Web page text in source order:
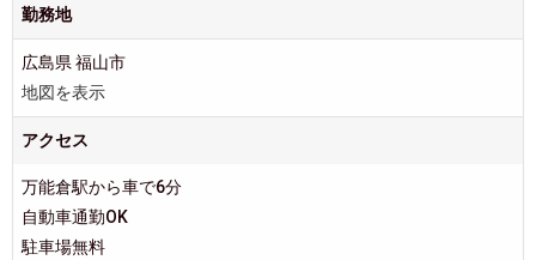
勤務地
広島県 福山市
地図を表示
アクセス
万能倉駅から車で6分
自動車通勤OK
駐車場無料